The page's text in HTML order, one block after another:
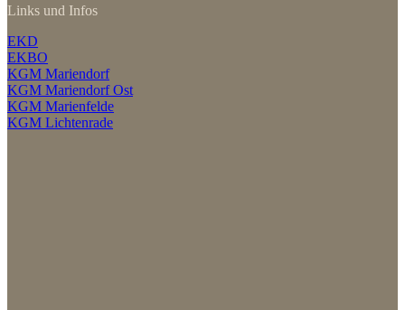
Links und Infos
EKD
EKBO
KGM Mariendorf
KGM Mariendorf Ost
KGM Marienfelde
KGM Lichtenrade